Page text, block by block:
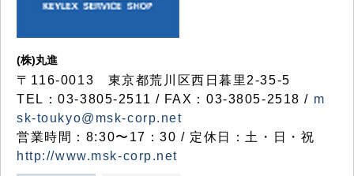
(株)丸進
〒116-0013 東京都荒川区西日暮里2-35-5
TEL：03-3805-2511 / FAX：03-3805-2518 / m
sk-toukyo@msk-corp.net
営業時間：8:30〜17：30 / 定休日：土・日・祝
http://www.msk-corp.net